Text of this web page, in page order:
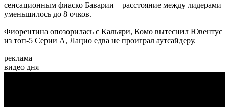
сенсационным фиаско Баварии – расстояние между лидерами
уменьшилось до 8 очков.
Фиорентина опозорилась с Кальяри, Комо вытеснил Ювентус
из топ-5 Серии А, Лацио едва не проиграл аутсайдеру.
реклама
видео дня